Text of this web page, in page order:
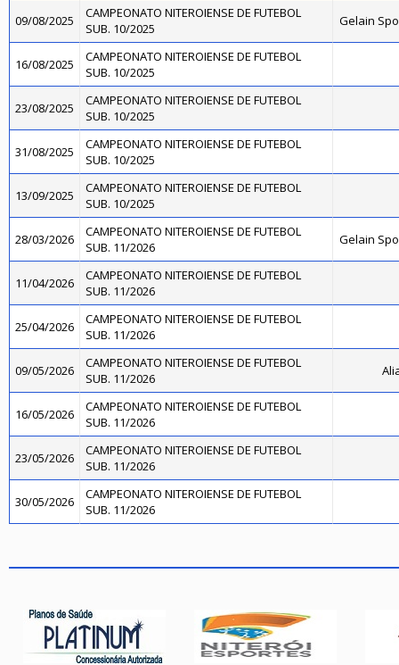
09/08/2025
CAMPEONATO NITEROIENSE DE FUTEBOL
SUB. 10/2025
Gelain
16/08/2025
CAMPEONATO NITEROIENSE DE FUTEBOL
SUB. 10/2025
23/08/2025
CAMPEONATO NITEROIENSE DE FUTEBOL
SUB. 10/2025
31/08/2025
CAMPEONATO NITEROIENSE DE FUTEBOL
SUB. 10/2025
13/09/2025
CAMPEONATO NITEROIENSE DE FUTEBOL
SUB. 10/2025
28/03/2026
CAMPEONATO NITEROIENSE DE FUTEBOL
SUB. 11/2026
Gelain
11/04/2026
CAMPEONATO NITEROIENSE DE FUTEBOL
SUB. 11/2026
25/04/2026
CAMPEONATO NITEROIENSE DE FUTEBOL
SUB. 11/2026
09/05/2026
CAMPEONATO NITEROIENSE DE FUTEBOL
SUB. 11/2026
16/05/2026
CAMPEONATO NITEROIENSE DE FUTEBOL
SUB. 11/2026
23/05/2026
CAMPEONATO NITEROIENSE DE FUTEBOL
SUB. 11/2026
30/05/2026
CAMPEONATO NITEROIENSE DE FUTEBOL
SUB. 11/2026